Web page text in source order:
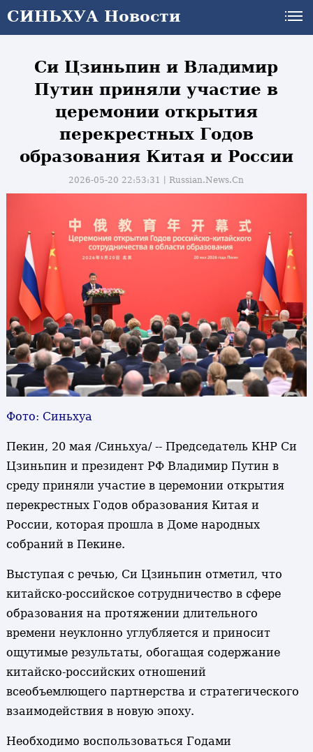
СИНЬХУА Новости
СИНЬХУА Новости
Си Цзиньпин и Владимир
Путин приняли участие в
церемонии открытия
перекрестных Годов
образования Китая и России
2026-05-20 22:53:31丨Russian.News.Cn
Фото: Синьхуа
Пекин, 20 мая /Синьхуа/ -- Председатель КНР Си
Цзиньпин и президент РФ Владимир Путин в
среду приняли участие в церемонии открытия
перекрестных Годов образования Китая и
России, которая прошла в Доме народных
собраний в Пекине.
Выступая с речью, Си Цзиньпин отметил, что
китайско-российское сотрудничество в сфере
образования на протяжении длительного
времени неуклонно углубляется и приносит
ощутимые результаты, обогащая содержание
китайско-российских отношений
всеобъемлющего партнерства и стратегического
взаимодействия в новую эпоху.
Необходимо воспользоваться Годами